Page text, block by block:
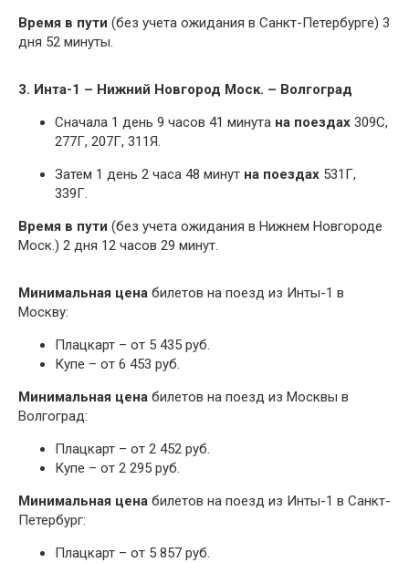
Время в пути (без учета ожидания в Санкт-Петербурге) 3
дня 52 минуты.
3. Инта-1 – Нижний Новгород Моск. – Волгоград
Сначала 1 день 9 часов 41 минута на поездах 309С,
277Г, 207Г, 311Я.
Затем 1 день 2 часа 48 минут на поездах 531Г,
339Г.
Время в пути (без учета ожидания в Нижнем Новгороде
Моск.) 2 дня 12 часов 29 минут.
Минимальная цена билетов на поезд из Инты-1 в
Москву:
Плацкарт – от 5 435 руб.
Купе – от 6 453 руб.
Минимальная цена билетов на поезд из Москвы в
Волгоград:
Плацкарт – от 2 452 руб.
Купе – от 2 295 руб.
Минимальная цена билетов на поезд из Инты-1 в Санкт-
Петербург:
Плацкарт – от 5 857 руб.